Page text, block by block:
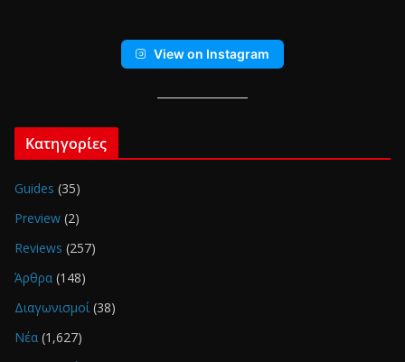
View on Instagram
Κατηγορίες
Guides (35)
Preview (2)
Reviews (257)
Άρθρα (148)
Διαγωνισμοί(38)
Νέα (1,627)